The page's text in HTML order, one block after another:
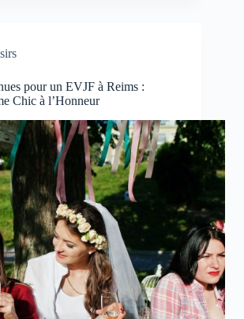
pour un EVJF à Reims :
Chic à l’Honneur